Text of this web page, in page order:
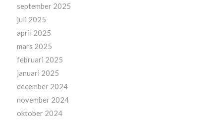
september 2025
juli 2025
april 2025
mars 2025
februari 2025
januari 2025
december 2024
november 2024
oktober 2024